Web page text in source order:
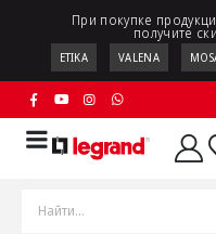
При покупке
получите
ETIKA VALENA